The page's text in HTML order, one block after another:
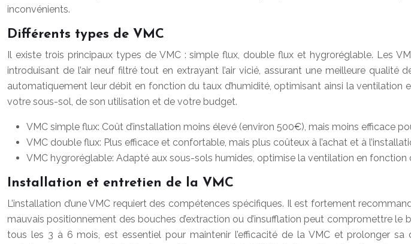
inconvénients.
Différents types de VMC
Il existe trois principaux types de VMC : simple flux, double flux et hygroréglable. Les
introduisant de l’air neuf filtré tout en extrayant l’air vicié, assurant une meilleure
automatiquement leur débit en fonction du taux d’humidité, optimisant ainsi la
votre sous-sol, de son utilisation et de votre budget.
VMC simple flux: Coût d’installation moins élevé (environ 500€), mais moins efficace
VMC double flux: Plus efficace et confortable, mais plus coûteux à l’achat et à
VMC hygroréglable: Adapté aux sous-sols humides, optimise la ventilation en
Installation et entretien de la VMC
L’installation d’une VMC requiert des compétences spécifiques. Il est fortement
mauvais positionnement des bouches d’extraction ou d’insufflation peut compromettre
tous les 3 à 6 mois, est essentiel pour maintenir l’efficacité de la VMC et prolonger